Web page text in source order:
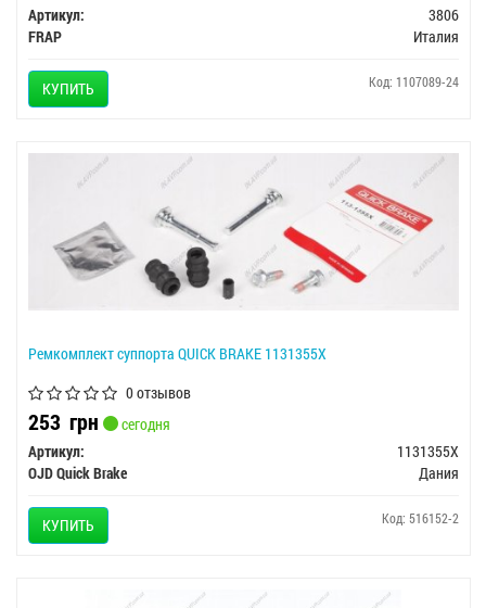
Артикул:
3806
FRAP
Италия
КУПИТЬ Код: 1107089-24
Ремкомплект суппорта QUICK BRAKE 1131355X
0 отзывов
253 грн
сегодня
Артикул:
1131355X
OJD Quick Brake
Дания
КУПИТЬ Код: 516152-2